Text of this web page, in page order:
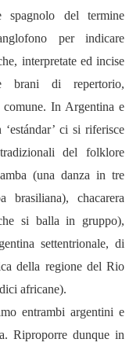
spagnolo del termine
per indicare
interpretate ed incise
brani di repertorio,
In Argentina e
‘estándar’ ci si riferisce
del folklore
(una danza in tre
brasiliana), chacarera
si balla in gruppo),
settentrionale, di
della regione del Rio
africane).
entrambi argentini e
Riproporre dunque in